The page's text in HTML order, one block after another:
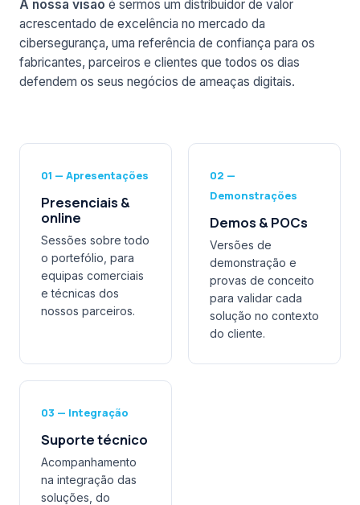
A nossa visão é sermos um distribuidor de valor
acrescentado de excelência no mercado da
cibersegurança, uma referência de confiança para os
fabricantes, parceiros e clientes que todos os dias
defendem os seus negócios de ameaças digitais.
01 — Apresentações
Presenciais &
online
Sessões sobre todo
o portefólio, para
equipas comerciais
e técnicas dos
nossos parceiros.
02 —
Demonstrações
Demos & POCs
Versões de
demonstração e
provas de conceito
para validar cada
solução no contexto
do cliente.
03 — Integração
Suporte técnico
Acompanhamento
na integração das
soluções, do